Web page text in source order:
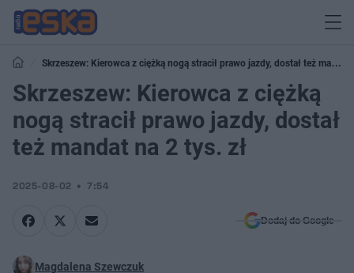
Skrzeszew: Kierowca z ciężką nogą stracił prawo jazdy, dostał też mandat
na 2 tys. zł
Skrzeszew: Kierowca z ciężką
nogą stracił prawo jazdy, dostał
też mandat na 2 tys. zł
2025-08-02 7:54
Dodaj do Google
Magdalena Szewczuk